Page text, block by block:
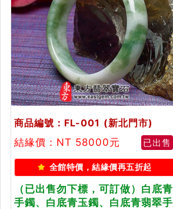
商品編號：FL-001 (新北門市)
結緣價：NT 58000元
已出售
全館特價，結緣價再五折起
（已出售勿下標，可訂做）白底青
手鐲、白底青玉鐲、白底青翡翠手